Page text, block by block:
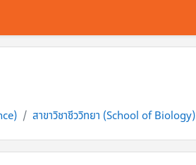
สาขาวิชาชีววิทยา (School of Biology)